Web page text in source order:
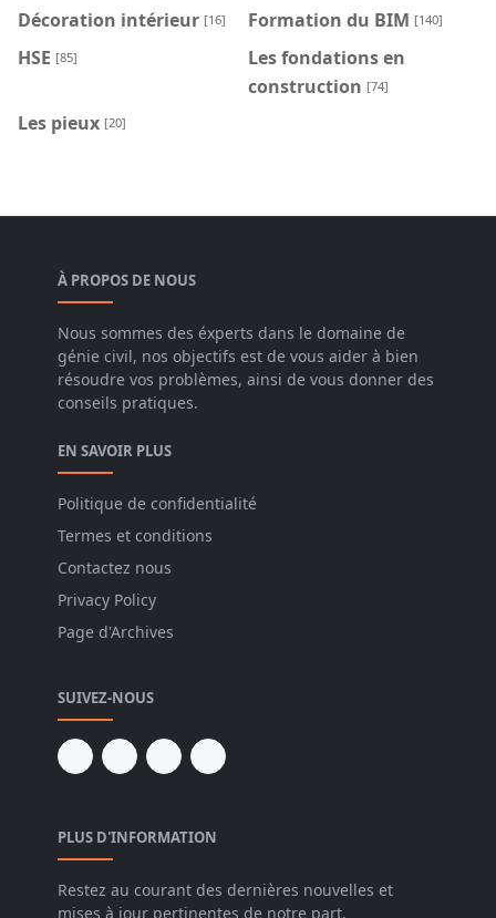
Décoration intérieur [16] Formation du BIM [140]
HSE [85]
Les fondations en
construction [74]
Les pieux [20]
À PROPOS DE NOUS
Nous sommes des éxperts dans le domaine de
génie civil, nos objectifs est de vous aider à bien
résoudre vos problèmes, ainsi de vous donner des
conseils pratiques.
EN SAVOIR PLUS
Politique de confidentialité
Termes et conditions
Contactez nous
Privacy Policy
Page d'Archives
SUIVEZ-NOUS
PLUS D'INFORMATION
Restez au courant des dernières nouvelles et
mises à jour pertinentes de notre part.